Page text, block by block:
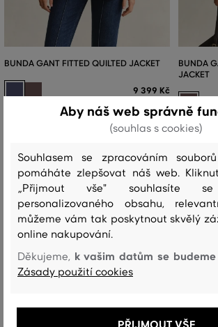
BUNDA GANT FITTED QUILTED JACKET
9 399 Kč
Dostupné velikosti:
BUNDA
JACKET
Dostupné
XS, S , M
Recenze
JAK SEDĚLA VYBRANÁ VELIKOST NAŠIM
Velikost je o hodně menší, než
Velikost je o něco menší, než nosím
Aby náš web správně
(souhlas s cookies)
Souhlasem se zpracováním
pomáháte zlepšovat náš web.
„Přijmout vše" souhlasíte se
personalizovaného obsahu,
můžeme vám tak poskytnout skvělý
online nakupování.
Děkujeme, k vašim datům se
Zásady použití cookies